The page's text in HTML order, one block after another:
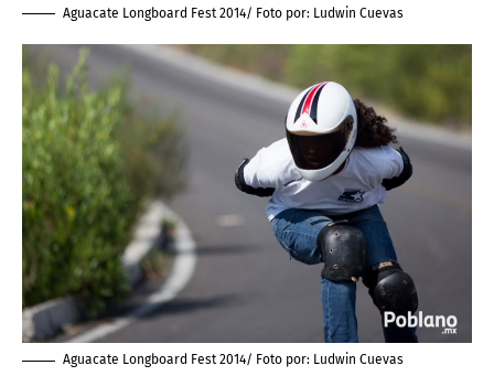
Aguacate Longboard Fest 2014/ Foto por: Ludwin Cuevas
Aguacate Longboard Fest 2014/ Foto por: Ludwin Cuevas